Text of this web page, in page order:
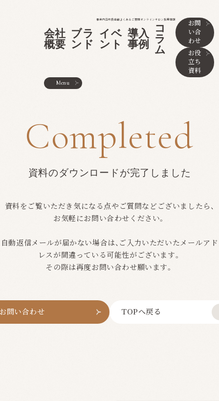
事業内容取扱店舗よくあるご質問オンラインサロン採用情報
会社
概要
ブラ
ンド
イベ
ント
導入
事例
コ
ラ
ム
お問
い合
わせ
お役
立ち
資料
Menu
Completed
資料のダウンロードが完了しました
資料をご覧いただき気になる点やご質問などございましたら、
お気軽にお問い合わせください。
自動返信メールが届かない場合は、ご入力いただいたメールアド
レスが間違っている可能性がございます。
その際は再度お問い合わせ願います。
問い合わせ TOPへ戻る